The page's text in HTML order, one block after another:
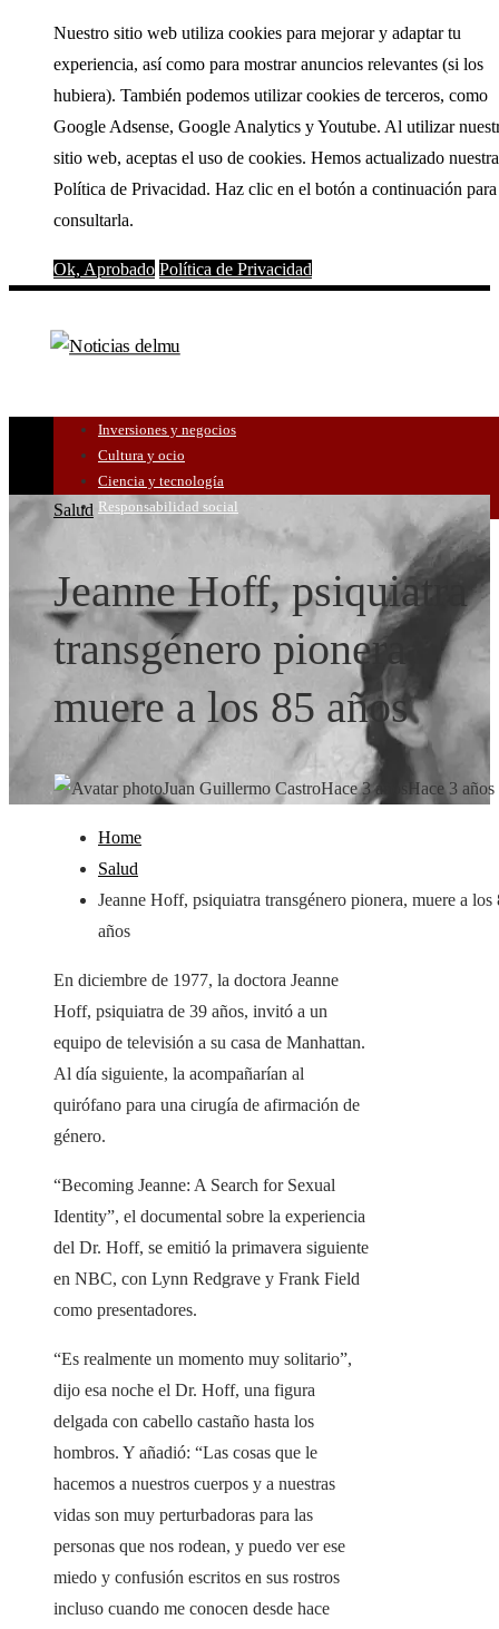
Nuestro sitio web utiliza cookies para mejorar y adaptar tu
experiencia, así como para mostrar anuncios relevantes (si los
hubiera). También podemos utilizar cookies de terceros, como
Google Adsense, Google Analytics y Youtube. Al utilizar
sitio web, aceptas el uso de cookies. Hemos actualizado nuestra
Política de Privacidad. Haz clic en el botón a continuación para
consultarla.
Ok, Aprobado Política de Privacidad
Inversiones y negocios
Cultura y ocio
Ciencia y tecnología
Responsabilidad social
Salud
Jeanne Hoff, psiquiatra
transgénero pionera,
muere a los 85 años
Juan Guillermo CastroHace 3 años Hace 3 años
Home
Salud
Jeanne Hoff, psiquiatra transgénero pionera, muere a los
años
En diciembre de 1977, la doctora Jeanne
Hoff, psiquiatra de 39 años, invitó a un
equipo de televisión a su casa de Manhattan.
Al día siguiente, la acompañarían al
quirófano para una cirugía de afirmación de
género.
“Becoming Jeanne: A Search for Sexual
Identity”, el documental sobre la experiencia
del Dr. Hoff, se emitió la primavera siguiente
en NBC, con Lynn Redgrave y Frank Field
como presentadores.
“Es realmente un momento muy solitario”,
dijo esa noche el Dr. Hoff, una figura
delgada con cabello castaño hasta los
hombros. Y añadió: “Las cosas que le
hacemos a nuestros cuerpos y a nuestras
vidas son muy perturbadoras para las
personas que nos rodean, y puedo ver ese
miedo y confusión escritos en sus rostros
incluso cuando me conocen desde hace